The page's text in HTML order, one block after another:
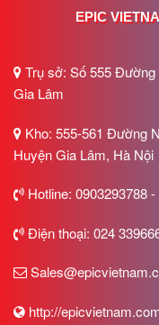
EPIC
Trụ sở: Số 555
Gia Lâm
Kho: 555-561 Đường
Huyện Gia Lâm, Hà Nội
Hotline: 0903293788
Điện thoại: 024
http://